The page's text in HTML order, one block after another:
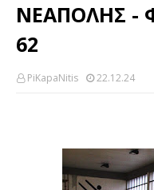
ΝΕΑΠΟΛΗΣ -
62
PiKapaNitis 22.12.24